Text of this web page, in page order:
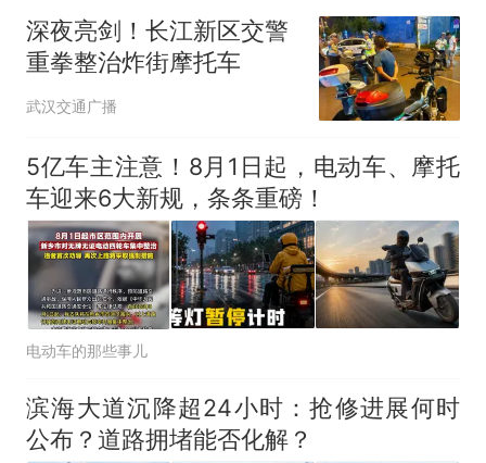
洛哥涌入西班牙
号，仅凭视频评出？中国烹饪
协会回应
男子上山采菌偶然发现鸡枞菌
窝，原地守1天等它长大：挖了
美国一场追捕行动中，一男子
（新京报）
笔试第一被第二名传话劝弃考
官方通报
美国渔民钓获鲨鱼徒手将其拽
回大海 目击者直呼震惊 （视频
来源：参考消息）
热 西班牙飞地休达边境，摩洛
哥士兵搬起大石块投向移民引
争议，此前一天内数万人从摩
深夜亮剑！长江新区交警
重拳整治炸街摩托车
武汉交通广播
5亿车主注意！8月1日起，电动车、摩托
车迎来6大新规，条条重磅！
电动车的那些事儿
滨海大道沉降超24小时：抢修进展何时
公布？道路拥堵能否化解？